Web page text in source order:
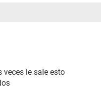
veces le sale esto